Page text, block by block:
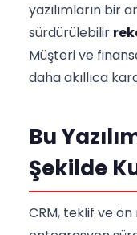
yazılımların bir
sürdürülebilir
Müşteri ve
daha akıllıca
Bu
Şekilde
CRM, teklif ve ön